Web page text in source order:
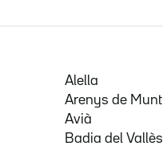
Alella
Arenys de Munt
Avià
Badia del Vallès